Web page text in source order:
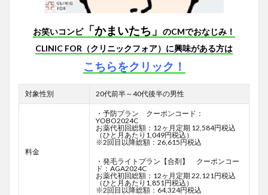
お笑いコンビ「かまいたち」 のCMでおなじみ！
CLINIC FOR（クリニックフォア）に興味がある方は
こちらをクリック！
対象性別 20代前半～40代後半の男性
料金
・予防プラン クーポンコード：
YOBO2024C
お薬代初回総額：12ヶ月定期 12,584円税込
（ひと月あたり1,049円税込）
※2回目以降総額：26,615円税込
・発毛ライトプラン【合剤】 クーポンコー
ド：AGA2024C
お薬代初回総額：12ヶ月定期 22,121円税込
（ひと月あたり1,851円税込）
※2回目以降総額：64,324円税込